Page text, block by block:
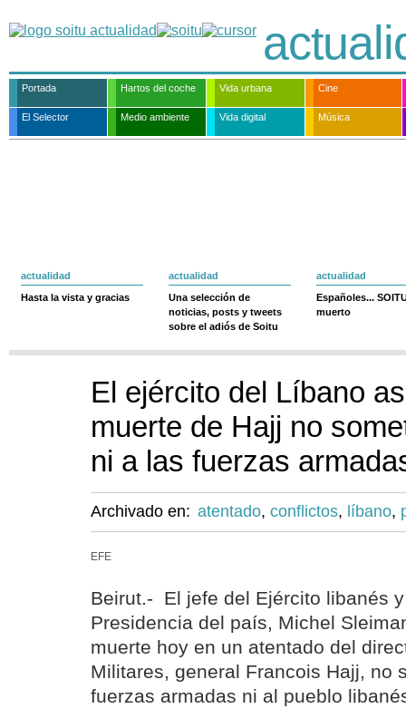
Portada Hartos del coche Vida urbana Cine
El Selector Medio ambiente Vida digital Música
actualidad
Hasta la vista y gracias
actualidad
Una selección de
noticias, posts y tweets
sobre el adiós de Soitu
actualidad
Españoles...
muerto
El ejército del Líbano
muerte de Hajj no
ni a las fuerzas
Archivado en: atentado, conflictos, líbano,
EFE
Beirut.- El jefe del Ejército libanés
Presidencia del país, Michel
muerte hoy en un atentado del
Militares, general Francois Hajj, no
fuerzas armadas ni al pueblo